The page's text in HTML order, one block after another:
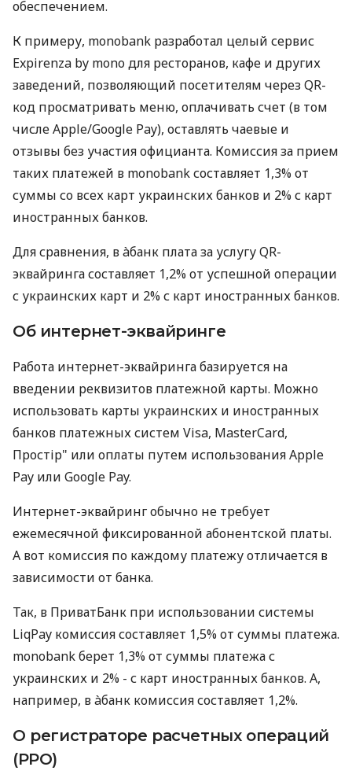
обеспечением.
К примеру, monobank разработал целый сервис
Expirenza by mono для ресторанов, кафе и других
заведений, позволяющий посетителям через QR-
код просматривать меню, оплачивать счет (в том
числе Apple/Google Pay), оставлять чаевые и
отзывы без участия официанта. Комиссия за прием
таких платежей в monobank составляет 1,3% от
суммы со всех карт украинских банков и 2% с карт
иностранных банков.
Для сравнения, в àбанк плата за услугу QR-
эквайринга составляет 1,2% от успешной операции
с украинских карт и 2% с карт иностранных банков.
Об интернет-эквайринге
Работа интернет-эквайринга базируется на
введении реквизитов платежной карты. Можно
использовать карты украинских и иностранных
банков платежных систем Visa, MasterCard,
Простір" или оплаты путем использования Apple
Pay или Google Pay.
Интернет-эквайринг обычно не требует
ежемесячной фиксированной абонентской платы.
А вот комиссия по каждому платежу отличается в
зависимости от банка.
Так, в ПриватБанк при использовании системы
LiqPay комиссия составляет 1,5% от суммы платежа.
monobank берет 1,3% от суммы платежа с
украинских и 2% - с карт иностранных банков. А,
например, в àбанк комиссия составляет 1,2%.
О регистраторе расчетных операций
(РРО)